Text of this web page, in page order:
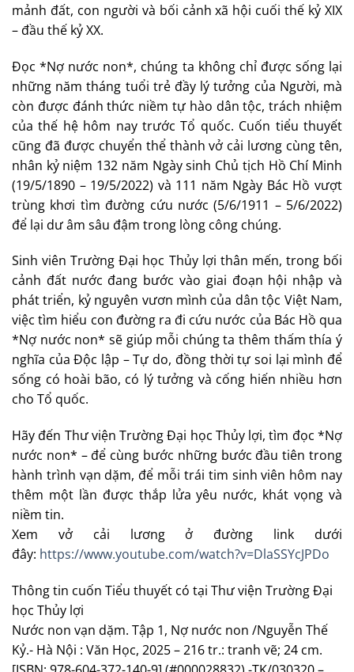
mảnh đất, con người và bối cảnh xã hội cuối thế kỷ XIX
– đầu thế kỷ XX.
Đọc *Nợ nước non*, chúng ta không chỉ được sống lại
những năm tháng tuổi trẻ đầy lý tưởng của Người, mà
còn được đánh thức niềm tự hào dân tộc, trách nhiệm
của thế hệ hôm nay trước Tổ quốc. Cuốn tiểu thuyết
cũng đã được chuyển thể thành vở cải lương cùng tên,
nhân kỷ niệm 132 năm Ngày sinh Chủ tịch Hồ Chí Minh
(19/5/1890 – 19/5/2022) và 111 năm Ngày Bác Hồ vượt
trùng khơi tìm đường cứu nước (5/6/1911 – 5/6/2022)
để lại dư âm sâu đậm trong lòng công chúng.
Sinh viên Trường Đại học Thủy lợi thân mến, trong bối
cảnh đất nước đang bước vào giai đoạn hội nhập và
phát triển, kỷ nguyên vươn mình của dân tộc Việt Nam,
việc tìm hiểu con đường ra đi cứu nước của Bác Hồ qua
*Nợ nước non* sẽ giúp mỗi chúng ta thêm thấm thía ý
nghĩa của Độc lập – Tự do, đồng thời tự soi lại mình để
sống có hoài bão, có lý tưởng và cống hiến nhiều hơn
cho Tổ quốc.
Hãy đến Thư viện Trường Đại học Thủy lợi, tìm đọc *Nợ
nước non* – để cùng bước những bước đầu tiên trong
hành trình vạn dặm, để mỗi trái tim sinh viên hôm nay
thêm một lần được thắp lửa yêu nước, khát vọng và
niềm tin.
Xem vở cải lương ở đường link dưới
đây: https://www.youtube.com/watch?v=DlaSSYcJPDo
Thông tin cuốn Tiểu thuyết có tại Thư viện Trường Đại
học Thủy lợi
Nước non vạn dặm. Tập 1, Nợ nước non /Nguyễn Thế
Kỷ.- Hà Nội : Văn Học, 2025 – 216 tr.: tranh vẽ; 24 cm.